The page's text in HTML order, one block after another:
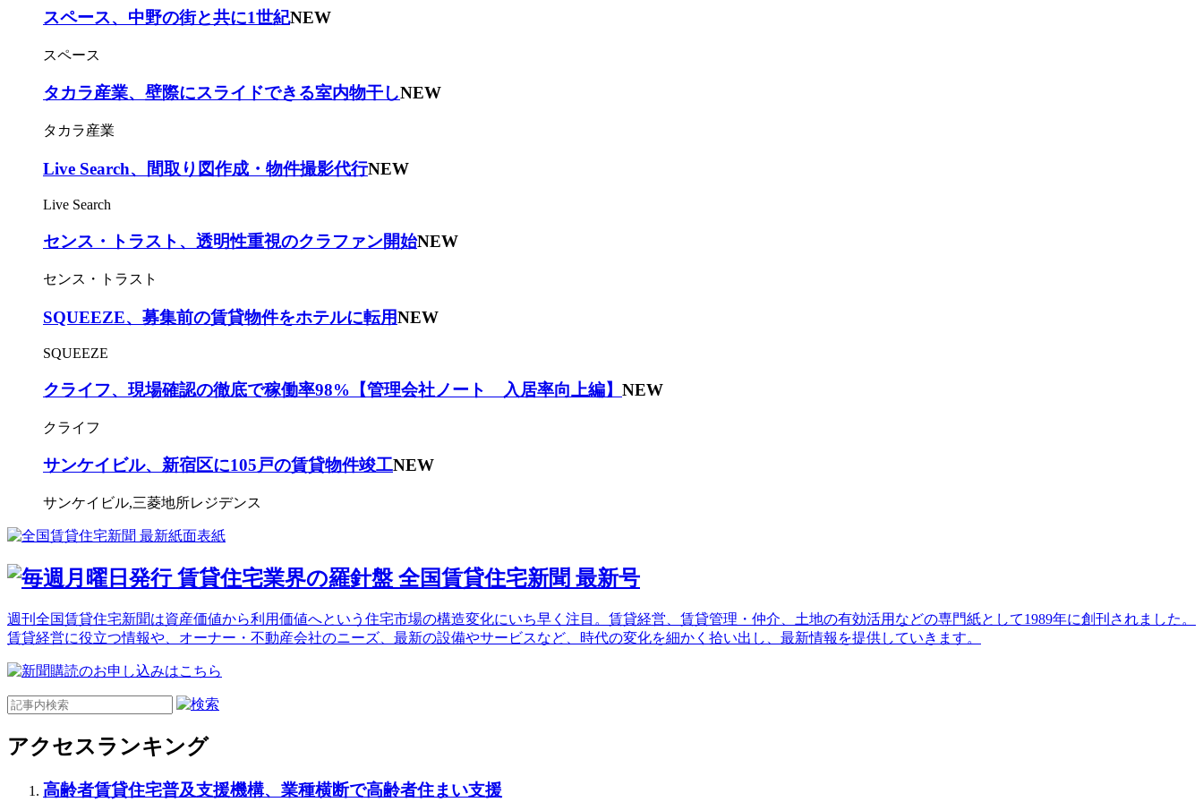
スペース、中野の街と共に1世紀NEW
スペース
タカラ産業、壁際にスライドできる室内物干しNEW
タカラ産業
Live Search、間取り図作成・物件撮影代行NEW
Live Search
センス・トラスト、透明性重視のクラファン開始NEW
センス・トラスト
SQUEEZE、募集前の賃貸物件をホテルに転用NEW
SQUEEZE
クライフ、現場確認の徹底で稼働率98%【管理会社ノート 入居率向上編】 NEW
クライフ
サンケイビル、新宿区に105戸の賃貸物件竣工NEW
サンケイビル,三菱地所レジデンス
週刊全国賃貸住宅新聞は資産価値から利用価値へという住宅市場の構造変化にいち早く注目。賃貸経営、賃貸管理・仲介、土地の有効活用などの専門紙として1989年に創刊されました。
賃貸経営に役立つ情報や、オーナー・不動産会社のニーズ、最新の設備やサービスなど、時代の変化を細かく拾い出し、最新情報を提供していきます。
アクセスランキング
高齢者賃貸住宅普及支援機構、業種横断で高齢者住まい支援